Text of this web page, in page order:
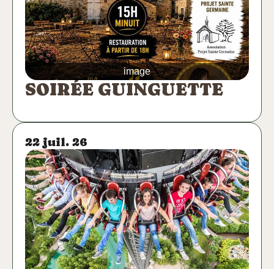
image
SOIRÉE GUINGUETTE
22 juil. 26